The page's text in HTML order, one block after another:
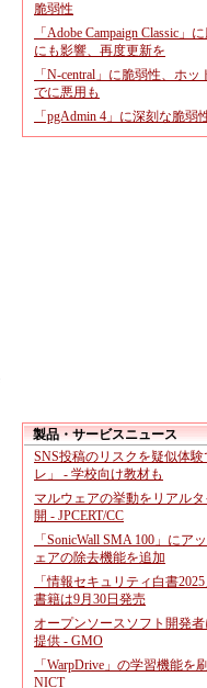
脆弱性
「Adobe Campaign Classic」
にも影響、再度更新を
「N-central」に脆弱性、ホ
でに悪用も
「pgAdmin 4」に深刻な脆弱
製品・サービスニュース
SNS投稿のリスクを疑似体
レ」 - 学校向け教材も
マルウェアの挙動をリアル
開 - JPCERT/CC
「SonicWall SMA 100」にア
ェアの除去機能を追加
「情報セキュリティ白書
書籍は9月30日発売
オープンソースソフト開発
提供 - GMO
「WarpDrive」の学習機能を
NICT